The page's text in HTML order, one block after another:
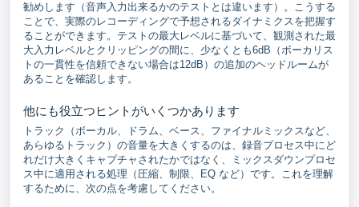
勧めします（音声入力出来るかのテストとは違います）。こうする
ことで、実際のレコーディングで予想されるダイナミクスを把握す
ることができます。テストの最大レベルに基づいて、観測された最
大入力レベルとクリッピングの間に、少なくとも6dB（ボーカリス
トの一貫性を信頼できない場合は12dB）の追加のヘッドルームが
あることを確認します。
他にも役立つヒントがいくつかあります
トラック（ボーカル、ドラム、ベース、ファイナルミックスなど、
あらゆるトラック）の音量を大きくするのは、録音プロセス中にど
れだけ大きくキャプチャされたかではなく、ミックスダウンプロセ
ス中に適用される処理（圧縮、制限、EQ など）です。これを理解
するために、次の点を考慮してください。